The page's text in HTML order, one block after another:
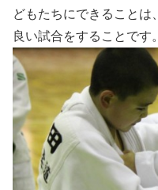
どもたちにできることは
良い試合をすることです。